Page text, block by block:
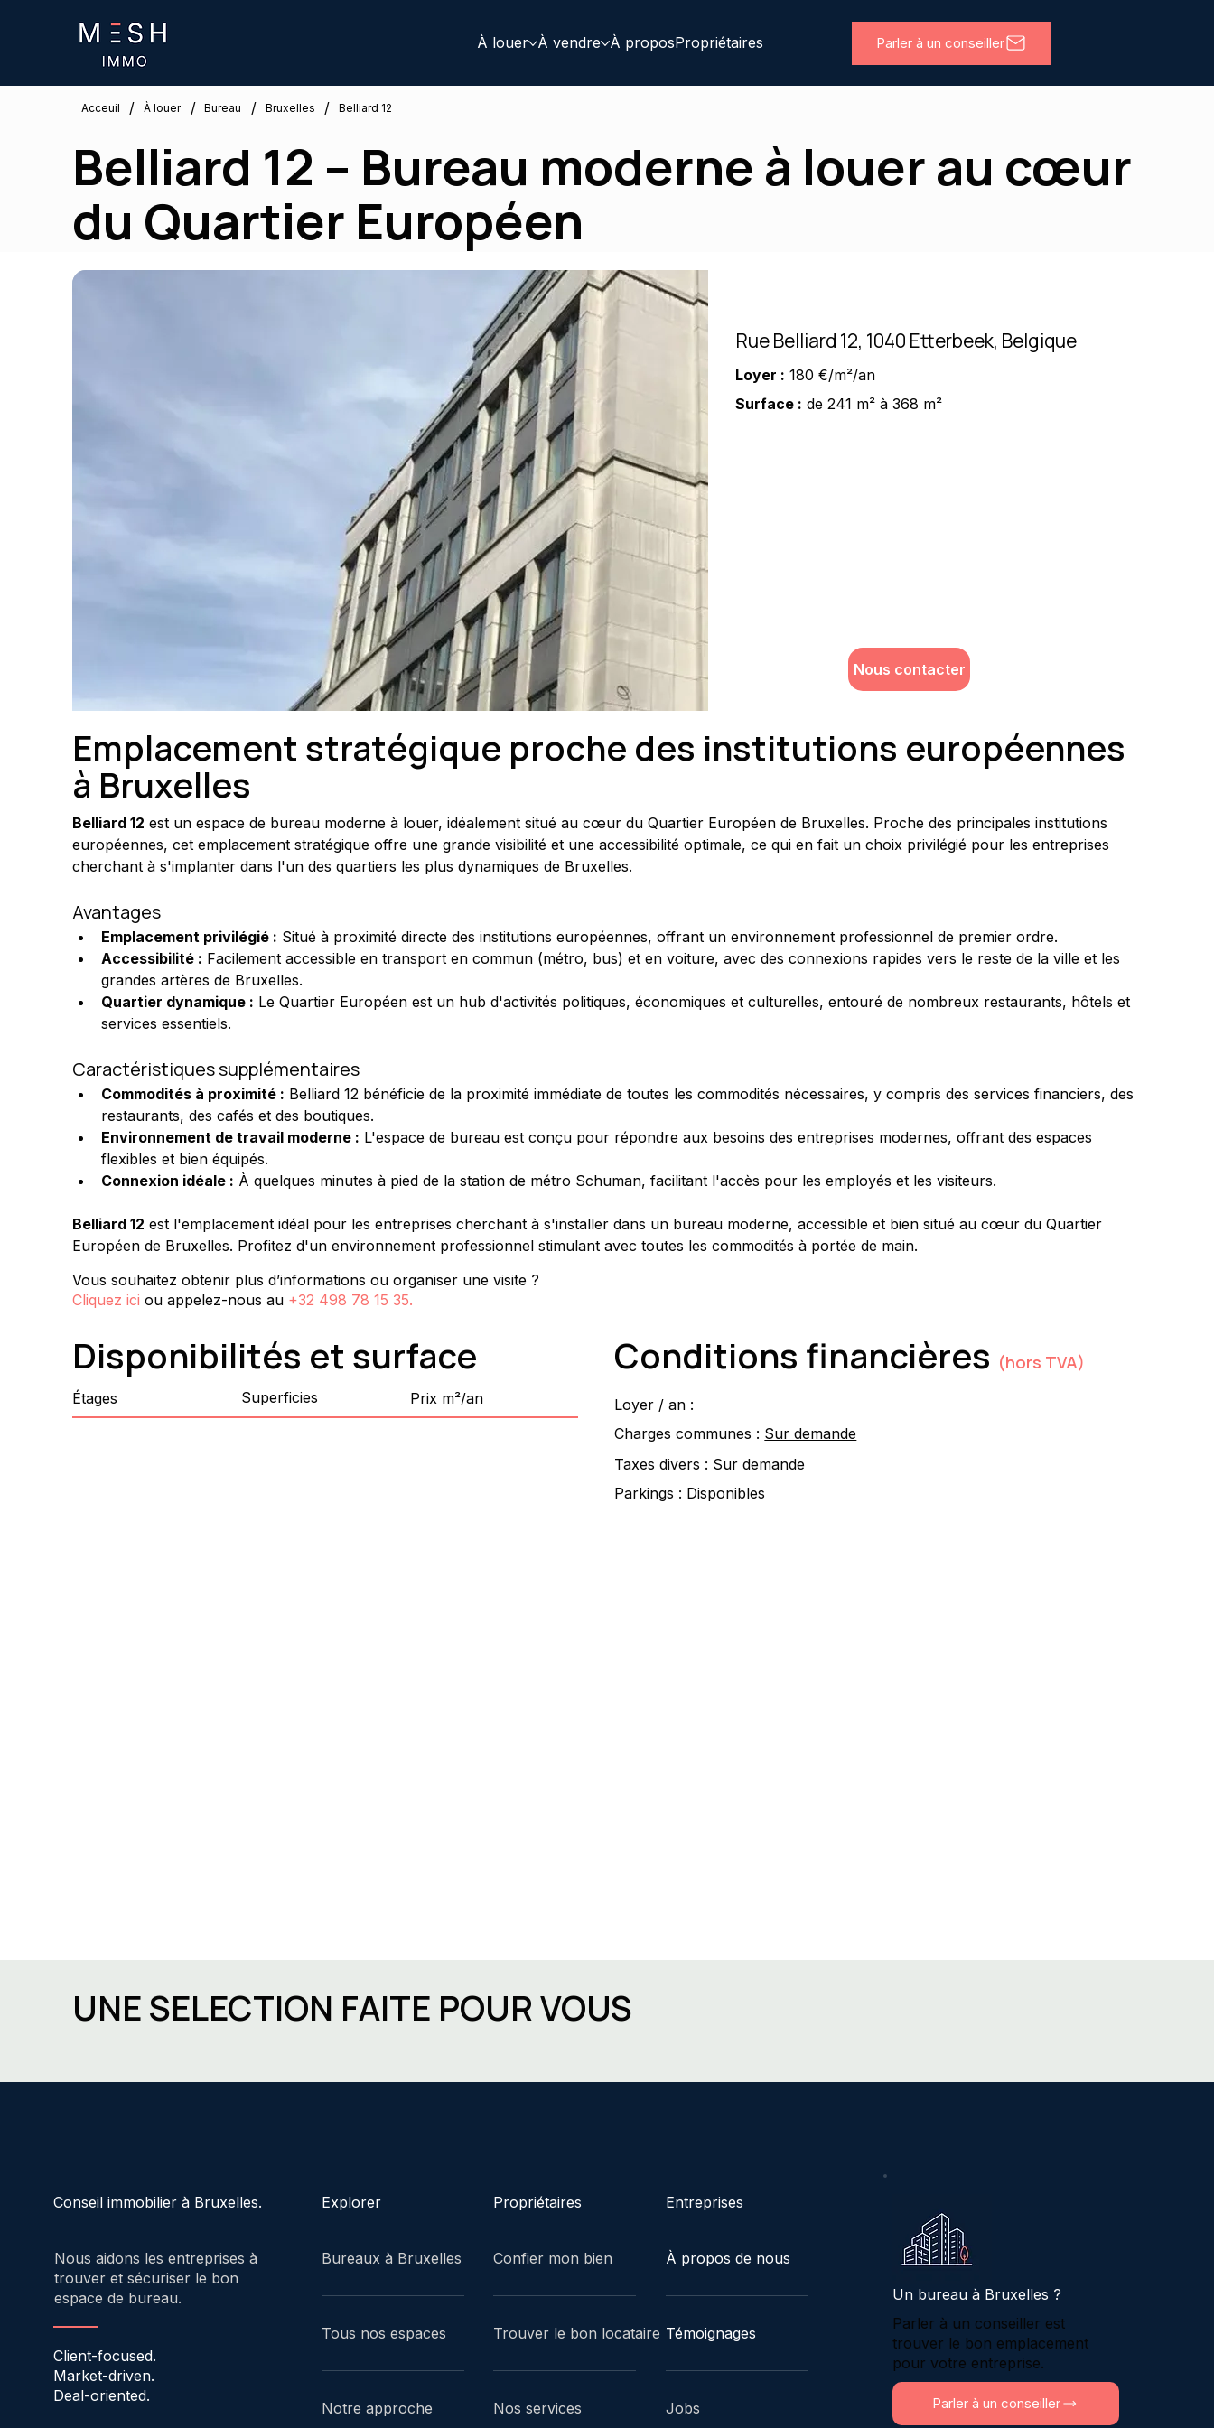
À louer À vendre À proposPropriétaires Parler à un conseiller
Acceuil / À louer / Bureau / Bruxelles / Belliard 12
Belliard 12 – Bureau moderne à louer au cœur
du Quartier Européen
Rue Belliard 12, 1040 Etterbeek, Belgique
Loyer : 180 €/m²/an
Surface : de 241 m² à 368 m²
Nous contacter
Emplacement stratégique proche des institutions européennes
à Bruxelles
Belliard 12 est un espace de bureau moderne à louer, idéalement situé au cœur du Quartier Européen de Bruxelles. Proche des principales institutions
européennes, cet emplacement stratégique offre une grande visibilité et une accessibilité optimale, ce qui en fait un choix privilégié pour les entreprises
cherchant à s'implanter dans l'un des quartiers les plus dynamiques de Bruxelles.
Avantages
Emplacement privilégié : Situé à proximité directe des institutions européennes, offrant un environnement professionnel de premier ordre.
Accessibilité : Facilement accessible en transport en commun (métro, bus) et en voiture, avec des connexions rapides vers le reste de la ville et les
grandes artères de Bruxelles.
Quartier dynamique : Le Quartier Européen est un hub d'activités politiques, économiques et culturelles, entouré de nombreux restaurants, hôtels et
services essentiels.
Caractéristiques supplémentaires
Commodités à proximité : Belliard 12 bénéficie de la proximité immédiate de toutes les commodités nécessaires, y compris des services financiers, des
restaurants, des cafés et des boutiques.
Environnement de travail moderne : L'espace de bureau est conçu pour répondre aux besoins des entreprises modernes, offrant des espaces
flexibles et bien équipés.
Connexion idéale : À quelques minutes à pied de la station de métro Schuman, facilitant l'accès pour les employés et les visiteurs.
Belliard 12 est l'emplacement idéal pour les entreprises cherchant à s'installer dans un bureau moderne, accessible et bien situé au cœur du Quartier
Européen de Bruxelles. Profitez d'un environnement professionnel stimulant avec toutes les commodités à portée de main.
Vous souhaitez obtenir plus d’informations ou organiser une visite ?
Cliquez ici ou appelez-nous au +32 498 78 15 35.
Disponibilités et surface
Étages Superficies Prix m²/an
Conditions financières (hors TVA)
Loyer / an :
Charges communes : Sur demande
Taxes divers : Sur demande
Parkings : Disponibles
UNE SELECTION FAITE POUR VOUS
Conseil immobilier à Bruxelles.
Nous aidons les entreprises à
trouver et sécuriser le bon
espace de bureau.
Client-focused.
Market-driven.
Deal-oriented.
Explorer
Bureaux à Bruxelles
Tous nos espaces
Notre approche
Propriétaires
Confier mon bien
Trouver le bon locataire
Nos services
Entreprises
À propos de nous
Témoignages
Jobs
Un bureau à Bruxelles ?
Parler à un conseiller est
trouver le bon emplacement
pour votre entreprise.
Parler à un conseiller